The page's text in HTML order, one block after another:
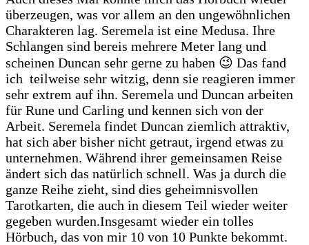
überzeugen, was vor allem an den ungewöhnlichen
Charakteren lag. Seremela ist eine Medusa. Ihre
Schlangen sind bereis mehrere Meter lang und
scheinen Duncan sehr gerne zu haben 😉 Das fand
ich teilweise sehr witzig, denn sie reagieren immer
sehr extrem auf ihn. Seremela und Duncan arbeiten
für Rune und Carling und kennen sich von der
Arbeit. Seremela findet Duncan ziemlich attraktiv,
hat sich aber bisher nicht getraut, irgend etwas zu
unternehmen. Während ihrer gemeinsamen Reise
ändert sich das natürlich schnell. Was ja durch die
ganze Reihe zieht, sind dies geheimnisvollen
Tarotkarten, die auch in diesem Teil wieder weiter
gegeben wurden.Insgesamt wieder ein tolles
Hörbuch, das von mir 10 von 10 Punkte bekommt.